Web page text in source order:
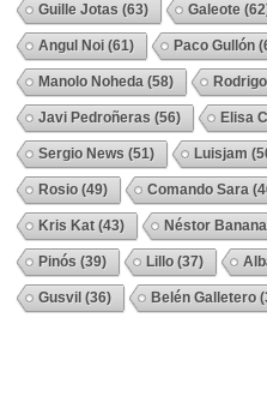
Guille Jotas (63) Galeote
Angul Noi (61) Paco Gullón
Manolo Noheda (58)
Javi Pedroñeras (56) Elisa
Sergio News (51) Luisjam
Rosio (49) Comando Sara
Kris Kat (43) Néstor Banana
Pinós (39) Lillo (37)
Gusvil (36) Belén Galletero